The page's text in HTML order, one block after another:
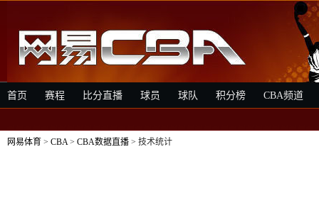
首页 赛程 比分直播 球员 球队 积分榜 CBA频道
网易体育 > CBA> CBA数据直播 > 技术统计